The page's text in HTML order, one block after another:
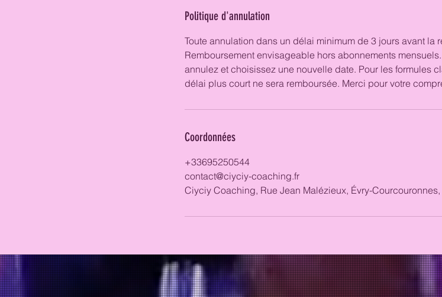
Politique d'annulation
Toute annulation dans un délai minimum de 3 jours avant la
Remboursement envisageable hors abonnements
annulez et choisissez une nouvelle date. Pour les formules
délai plus court ne sera remboursée. Merci pour votre
Coordonnées
+33695250544
contact@ciyciy-coaching.fr
Ciyciy Coaching, Rue Jean Malézieux, Évry-